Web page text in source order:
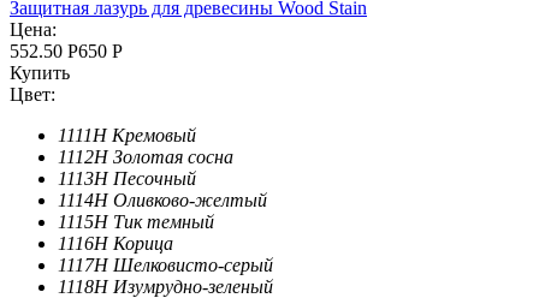
Защитная лазурь для древесины Wood Stain
Цена:
552.50 Р650 Р
Купить
Цвет:
1111H Кремовый
1112H Золотая сосна
1113H Песочный
1114H Оливково-желтый
1115H Тик темный
1116H Корица
1117H Шелковисто-серый
1118H Изумрудно-зеленый